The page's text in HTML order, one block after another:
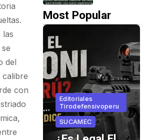
las
del
con
Secreto
Detrás
Desgaste
s para
brindar
nueva
experien
cia
Most Popular
Editoriales
Tirodefensivoperu
SUCAMEC
Armas Y
Municiones